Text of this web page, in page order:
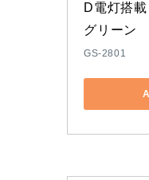
D電灯搭
グリーン
GS-2801